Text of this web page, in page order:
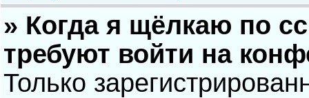
» Когда я щёлкаю по
требуют войти на
Только